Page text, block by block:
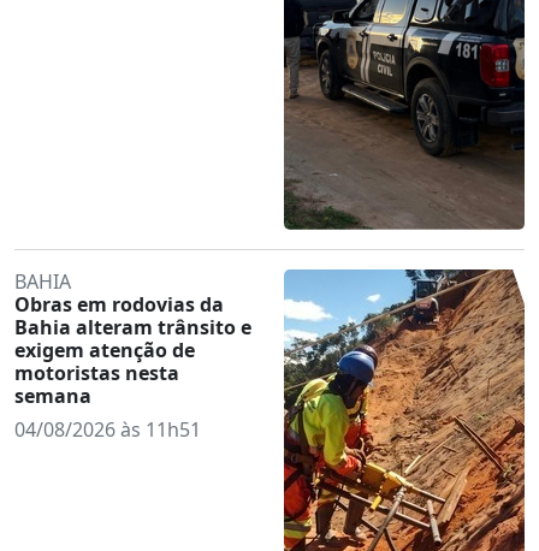
BAHIA
Obras em rodovias da
Bahia alteram trânsito e
exigem atenção de
motoristas nesta
semana
04/08/2026 às 11h51